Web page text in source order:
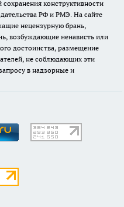
конструктивности
РФ и РМЭ. На сайте
нецензурную брань,
возбуждающие ненависть или
достоинства, размещение
не соблюдающих эти
в надзорные и